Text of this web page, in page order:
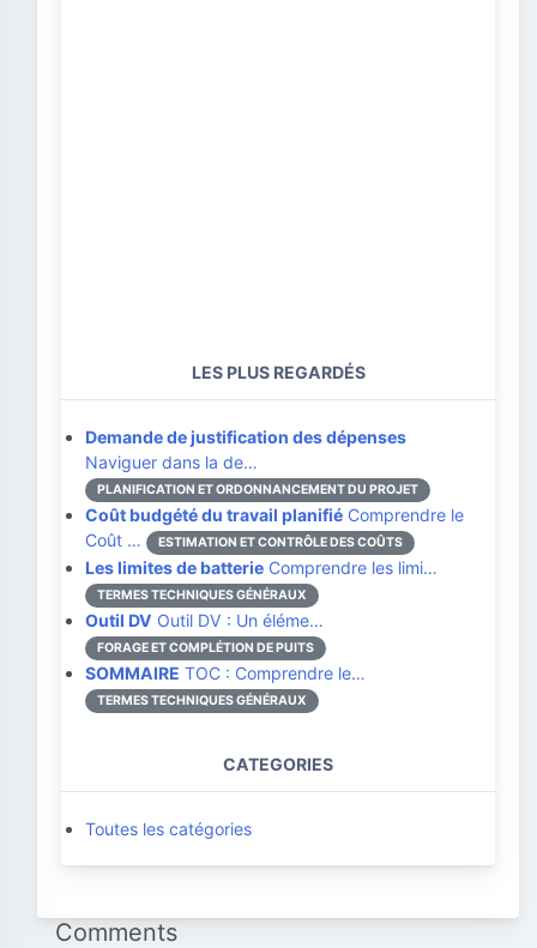
LES PLUS REGARDÉS
Demande de justification des dépenses
Naviguer dans la de…
PLANIFICATION ET ORDONNANCEMENT DU PROJET
Coût budgété du travail planifié Comprendre le
Coût …
ESTIMATION ET CONTRÔLE DES COÛTS
Les limites de batterie Comprendre les limi…
TERMES TECHNIQUES GÉNÉRAUX
Outil DV Outil DV : Un éléme…
FORAGE ET COMPLÉTION DE PUITS
SOMMAIRE TOC : Comprendre le…
TERMES TECHNIQUES GÉNÉRAUX
CATEGORIES
Toutes les catégories
Comments